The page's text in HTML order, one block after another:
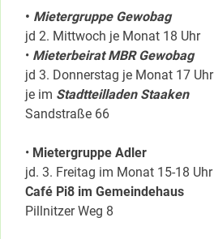
• Mietergruppe Gewobag
jd 2. Mittwoch je Monat 18 Uhr
• Mieterbeirat MBR Gewobag
jd 3. Donnerstag je Monat 17 Uhr
je im Stadtteilladen Staaken
Sandstraße 66
• Mietergruppe Adler
jd. 3. Freitag im Monat 15-18 Uhr
Café Pi8 im Gemeindehaus
Pillnitzer Weg 8